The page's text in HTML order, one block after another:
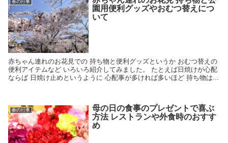
春の行事
園用便利グッズやおむつ替えにつ
いて
赤ちゃん連れのお花見での 持ち物と便利グッズというか おむつ替えの
便利アイテムなど いろいろ紹介してみました。 たとえば日焼けが心配
ならば 日焼け止めというように 心配事が多ければ多いほど 持ち物は...
春の行事
母の日の食事のプレゼントで喜ぶ
方法 レストランや外食時のおすす
め